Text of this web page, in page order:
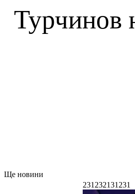
Турчинов
Ще новини
231232131231